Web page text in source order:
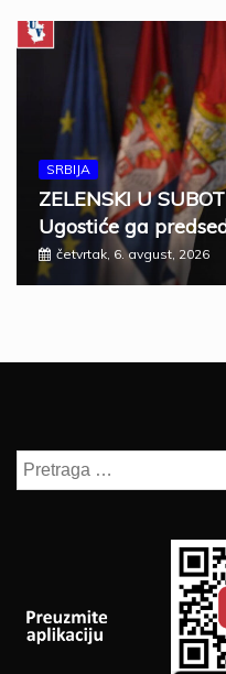
SRBIJA
ZELENSKI U
Ugostiće ga
četvrtak, 6. avgust, 2026
Pretraga
za: